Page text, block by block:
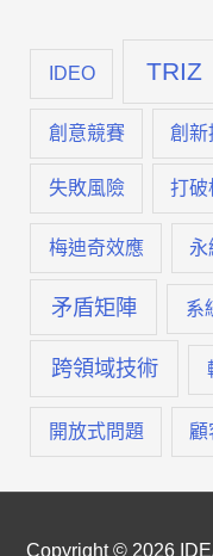
IDEO TRIZ
創意競賽 創新
失敗風險 打破
梅迪奇效應 永
矛盾矩陣 系
跨領域技術
開放式問題 顧
Copyright © 2026